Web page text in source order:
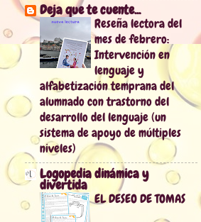
Deja que te cuente...
Reseña lectora del
mes de febrero:
Intervención en
lenguaje y
alfabetización temprana del
alumnado con trastorno del
desarrollo del lenguaje (un
sistema de apoyo de múltiples
niveles)
Logopedia dinámica y
divertida
EL DESEO DE TOMAS